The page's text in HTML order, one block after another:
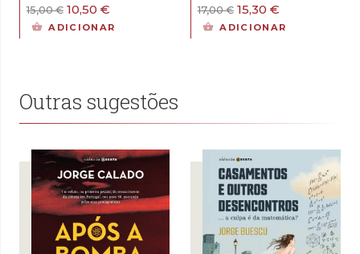
15,00€ O
preço
10,50 €
preço
ADICIONAR
17,00€ O
preço
15,30 €O
preço
ADICIONAR
Outras sugestões